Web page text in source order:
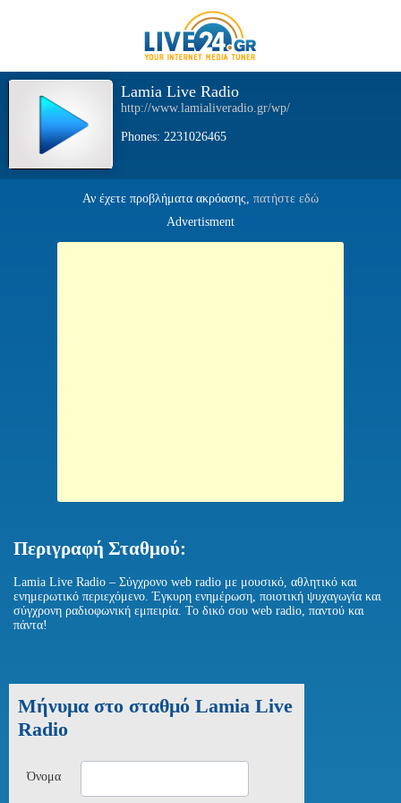
Lamia Live Radio
http://www.lamialiveradio.gr/wp/
Phones: 2231026465
Αν έχετε προβλήματα ακρόασης, πατήστε εδώ
Advertisment
Περιγραφή Σταθμού:
Lamia Live Radio – Σύγχρονο web radio με μουσικό, αθλητικό και
ενημερωτικό περιεχόμενο. Έγκυρη ενημέρωση, ποιοτική ψυχαγωγία και
σύγχρονη ραδιοφωνική εμπειρία. Το δικό σου web radio, παντού και
πάντα!
Μήνυμα στο σταθμό Lamia Live
Radio
Όνομα